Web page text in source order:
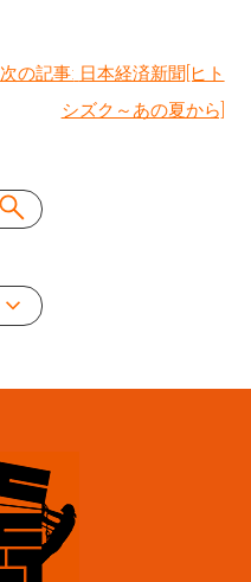
次の記事: 日本経済新聞[ヒト
シズク～あの夏から]